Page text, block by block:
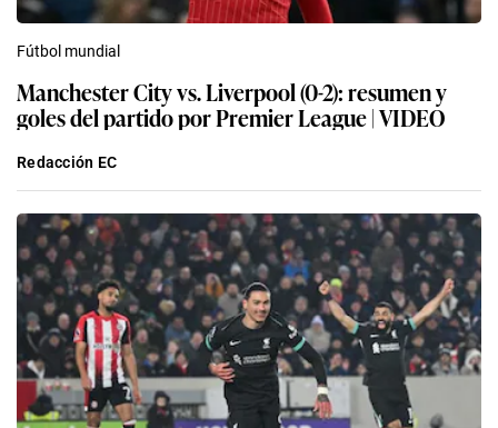
Fútbol mundial
Manchester City vs. Liverpool (0-2): resumen y
goles del partido por Premier League | VIDEO
Redacción EC